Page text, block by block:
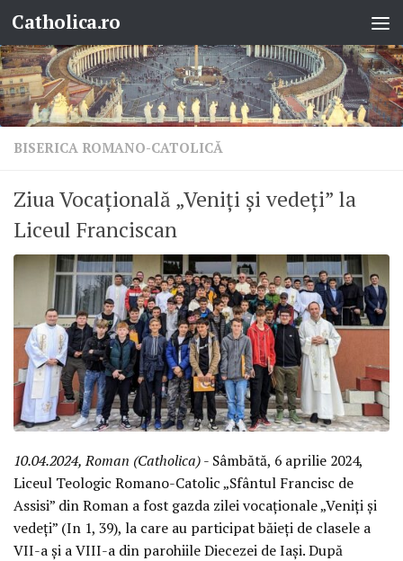
Skip to content
Catholica.ro
BISERICA ROMANO-CATOLICĂ
Ziua Vocațională „Veniți și vedeți” la
Liceul Franciscan
10.04.2024, Roman (Catholica)- Sâmbătă, 6 aprilie 2024,
Liceul Teologic Romano-Catolic „Sfântul Francisc de
Assisi” din Roman a fost gazda zilei vocaționale „Veniți și
vedeți” (In 1, 39), la care au participat băieți de clasele a
VII-a și a VIII-a din parohiile Diecezei de Iași. După